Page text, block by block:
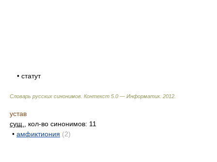
• статут
Словарь русских синонимов. Контекст 5.0 — Информатик. 2012
устав
сущ.
, кол-во синонимов: 11
• амфиктиония (2)